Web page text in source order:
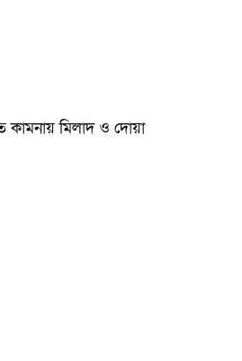
কামনায় মিলাদ ও দোয়া